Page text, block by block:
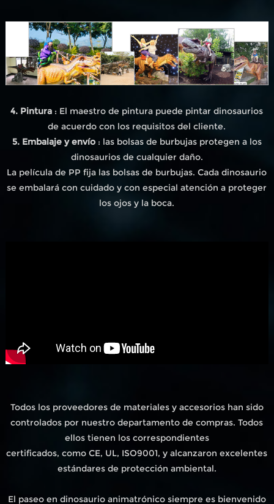
4. Pintura : El maestro de pintura puede pintar dinosaurios
de acuerdo con los requisitos del cliente.
5. Embalaje y envío: las bolsas de burbujas protegen a los
dinosaurios de cualquier daño.
La película de PP fija las bolsas de burbujas. Cada dinosaurio
se embalará con cuidado y con especial atención a proteger
los ojos y la boca.
Todos los proveedores de materiales y accesorios han sido
controlados por nuestro departamento de compras. Todos
ellos tienen los correspondientes
certificados, como CE, UL, ISO9001, y alcanzaron excelentes
estándares de protección ambiental.
El paseo en dinosaurio animatrónico siempre es bienvenido